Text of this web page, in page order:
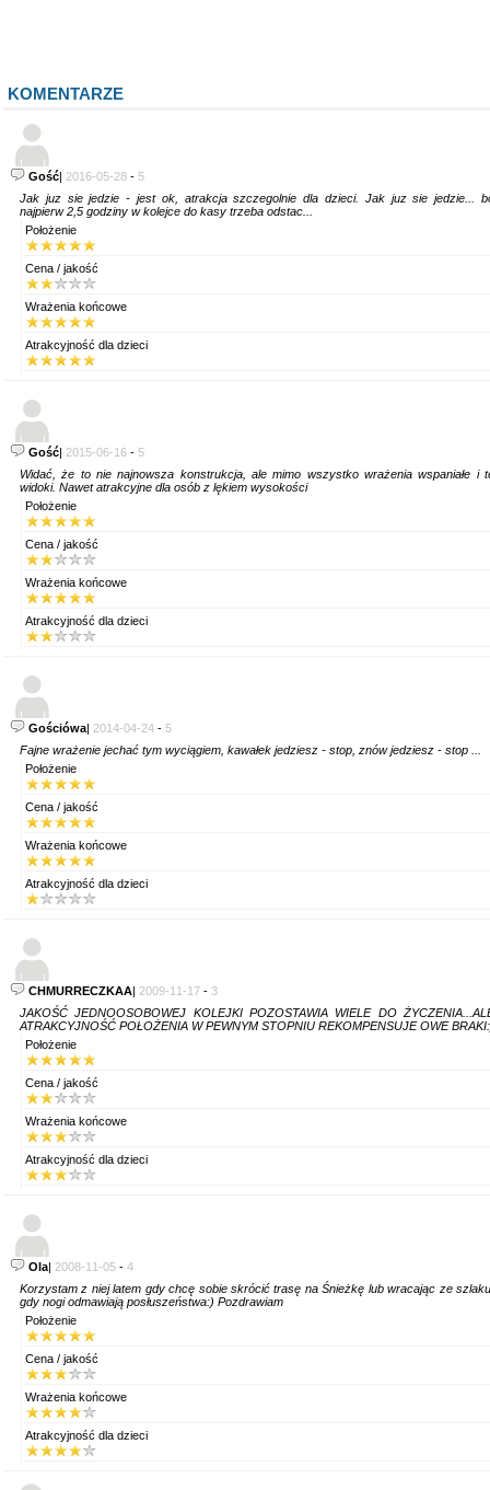
KOMENTARZE
Gość| 2016-05-28 - 5
Jak juz sie jedzie - jest ok, atrakcja szczegolnie dla dzieci. Jak juz sie jedzie...
najpierw 2,5 godziny w kolejce do kasy trzeba odstac...
Położenie
Cena / jakość
Wrażenia końcowe
Atrakcyjność dla dzieci
Gość| 2015-06-16 - 5
Widać, że to nie najnowsza konstrukcja, ale mimo wszystko wrażenia wspaniałe i
widoki. Nawet atrakcyjne dla osób z lękiem wysokości
Położenie
Cena / jakość
Wrażenia końcowe
Atrakcyjność dla dzieci
Gościówa| 2014-04-24 - 5
Fajne wrażenie jechać tym wyciągiem, kawałek jedziesz - stop, znów jedziesz - stop ...
Położenie
Cena / jakość
Wrażenia końcowe
Atrakcyjność dla dzieci
CHMURRECZKAA| 2009-11-17 - 3
JAKOŚĆ JEDNOOSOBOWEJ KOLEJKI POZOSTAWIA WIELE DO
ATRAKCYJNOŚĆ POŁOŻENIA W PEWNYM STOPNIU REKOMPENSUJE OWE
Położenie
Cena / jakość
Wrażenia końcowe
Atrakcyjność dla dzieci
Ola| 2008-11-05 - 4
Korzystam z niej latem gdy chcę sobie skrócić trasę na Śnieżkę lub wracając ze
gdy nogi odmawiają posłuszeństwa:) Pozdrawiam
Położenie
Cena / jakość
Wrażenia końcowe
Atrakcyjność dla dzieci